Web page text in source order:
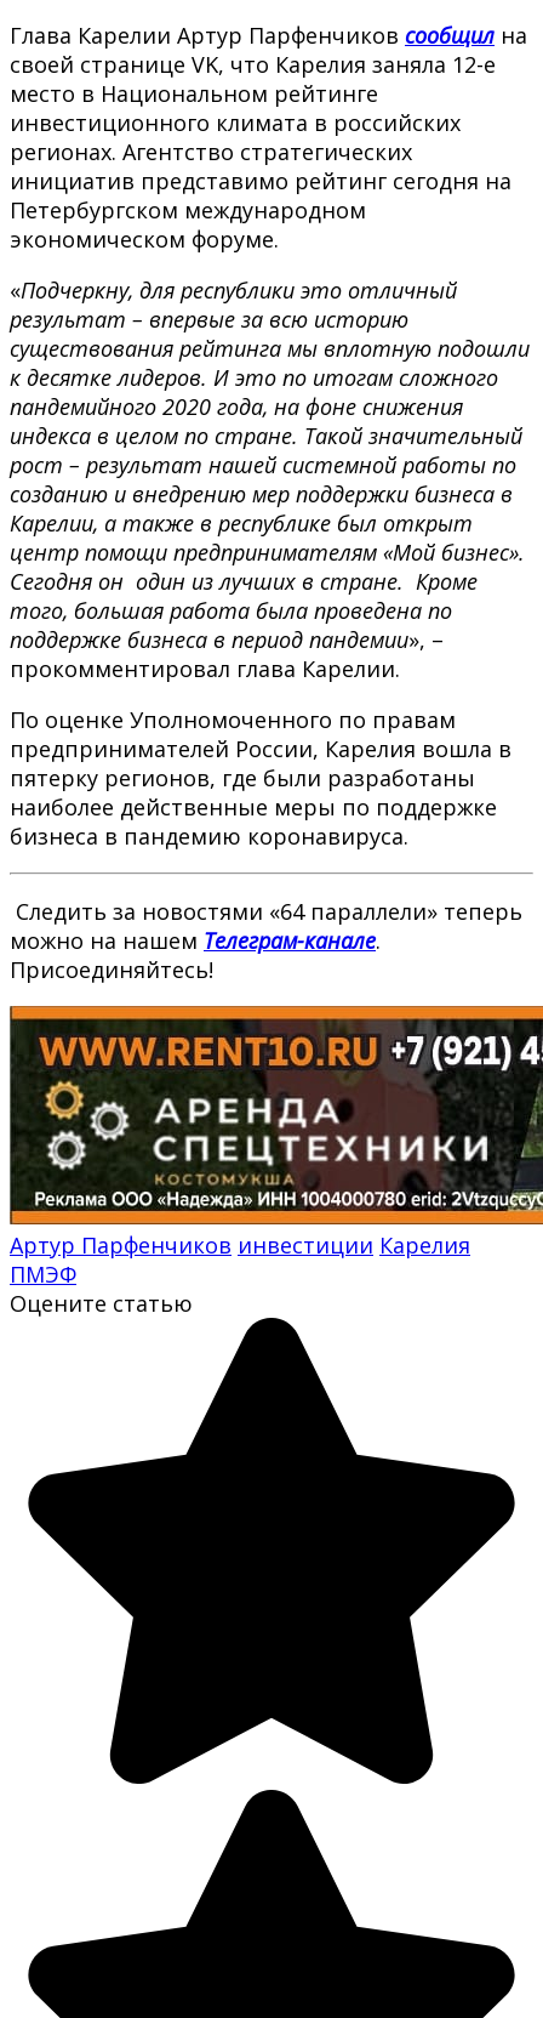
Глава Карелии Артур Парфенчиков сообщил на
своей странице VK, что Карелия заняла 12-е
место в Национальном рейтинге
инвестиционного климата в российских
регионах. Агентство стратегических
инициатив представимо рейтинг сегодня на
Петербургском международном
экономическом форуме.
«Подчеркну, для республики это отличный
результат – впервые за всю историю
существования рейтинга мы вплотную подошли
к десятке лидеров. И это по итогам сложного
пандемийного 2020 года, на фоне снижения
индекса в целом по стране. Такой значительный
рост – результат нашей системной работы по
созданию и внедрению мер поддержки бизнеса в
Карелии, а также в республике был открыт
центр помощи предпринимателям «Мой бизнес».
Сегодня он один из лучших в стране. Кроме
того, большая работа была проведена по
поддержке бизнеса в период пандемии», –
прокомментировал глава Карелии.
По оценке Уполномоченного по правам
предпринимателей России, Карелия вошла в
пятерку регионов, где были разработаны
наиболее действенные меры по поддержке
бизнеса в пандемию коронавируса.
Следить за новостями «64 параллели» теперь
можно на нашем Телеграм-канале.
Присоединяйтесь!
Артур Парфенчиков инвестиции Карелия
ПМЭФ
Оцените статью